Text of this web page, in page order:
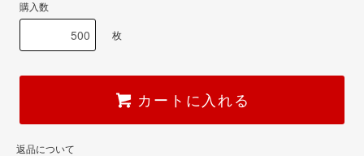
購入数
枚
カートに入れる
返品について